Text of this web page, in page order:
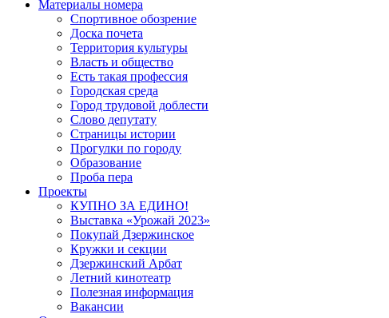
Материалы номера
Спортивное обозрение
Доска почета
Территория культуры
Власть и общество
Есть такая профессия
Городская среда
Город трудовой доблести
Слово депутату
Страницы истории
Прогулки по городу
Образование
Проба пера
Проекты
КУПНО ЗА ЕДИНО!
Выставка «Урожай 2023»
Покупай Дзержинское
Кружки и секции
Дзержинский Арбат
Летний кинотеатр
Полезная информация
Вакансии